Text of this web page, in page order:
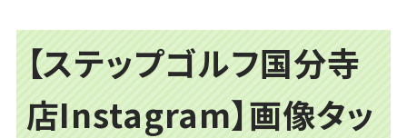
【ステップゴルフ国分寺
店Instagram】画像タッ